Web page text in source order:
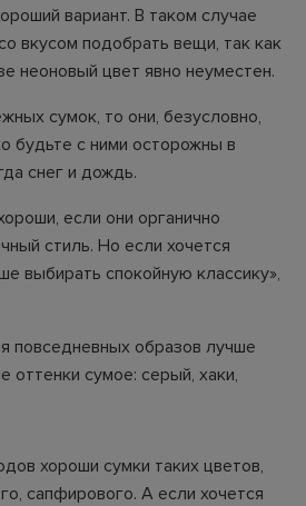
вариант. В таком случае
вкусом подобрать вещи, так как
неоновый цвет явно неуместен.
сумок, то они, безусловно,
будьте с ними осторожны в
снег и дождь.
если они органично
стиль. Но если хочется
выбирать спокойную классику»,
повседневных образов лучше
оттенки сумое: серый, хаки,
хороши сумки таких цветов,
сапфирового. А если хочется